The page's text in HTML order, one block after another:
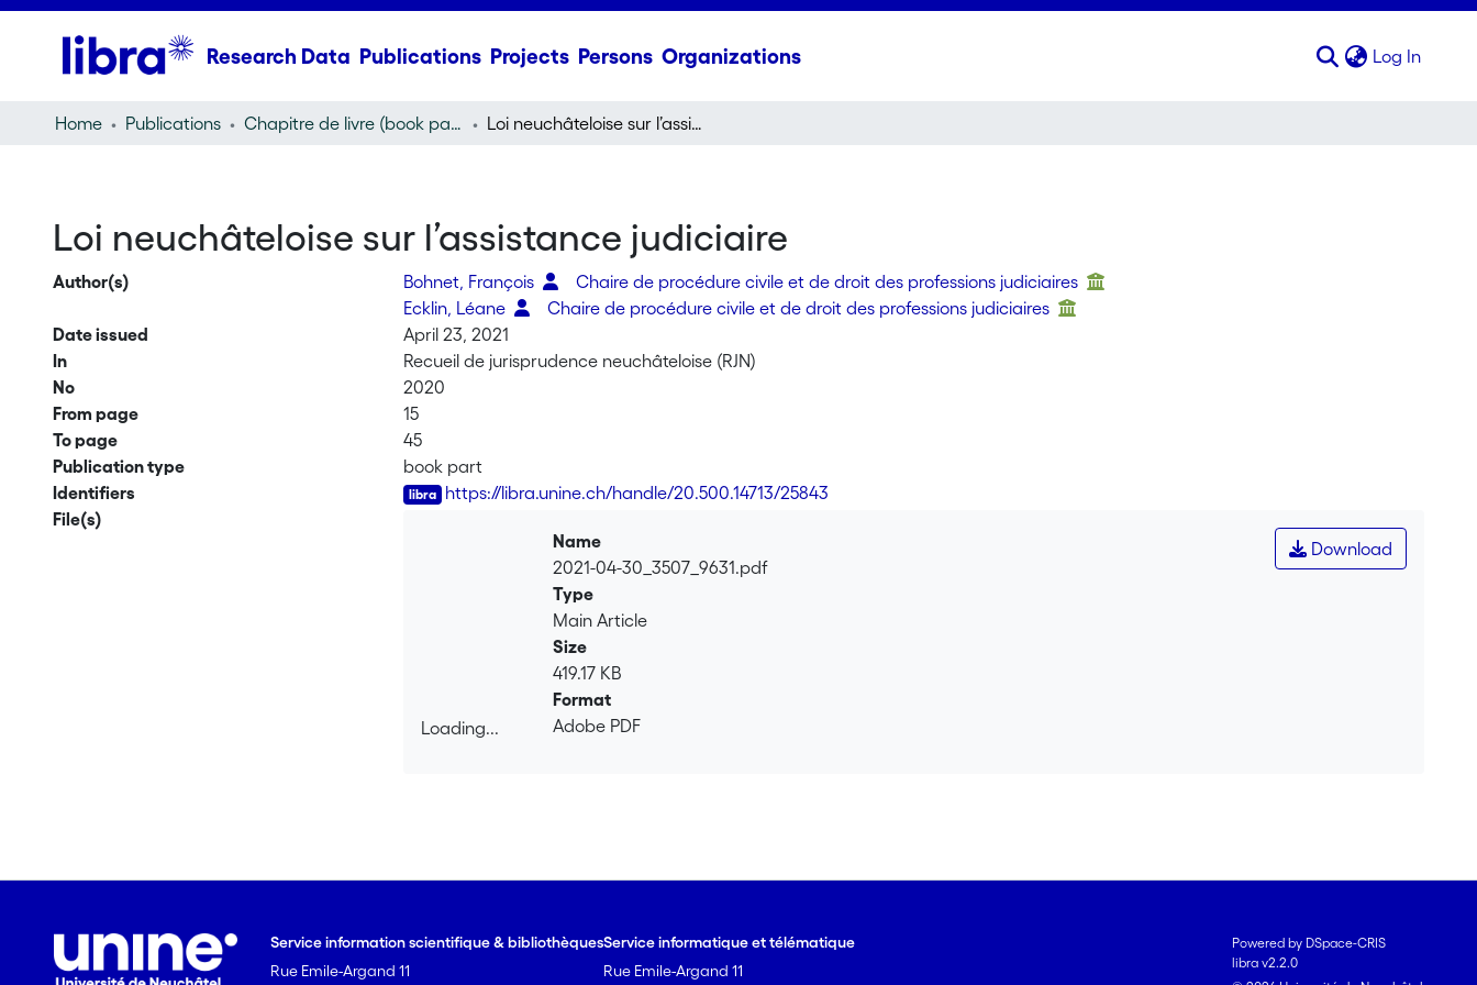
Research Data Publications Projects Persons Organizations Log In
Home Publications Chapitre de livre (book part) Loi neuchâteloise sur l’assistance judiciaire
Loi neuchâteloise sur l’assistance judiciaire
Author(s) Bohnet, François
Chaire de procédure civile et de droit des professions judiciaires
Ecklin, Léane
Chaire de procédure civile et de droit des professions judiciaires
Date issued
April 23, 2021
In
Recueil de jurisprudence neuchâteloise (RJN)
No
2020
From page
15
To page
45
Publication type
book part
Identifiers
https://libra.unine.ch/handle/20.500.14713/25843
File(s)
Loading...
Download
Name
2021-04-30_3507_9631.pdf
Type
Main Article
Size
419.17 KB
Format
Adobe PDF
Service information scientifique & bibliothèques
Rue Emile-Argand 11
Service informatique et télématique
Rue Emile-Argand 11
Powered by DSpace-CRIS
libra v2.2.0